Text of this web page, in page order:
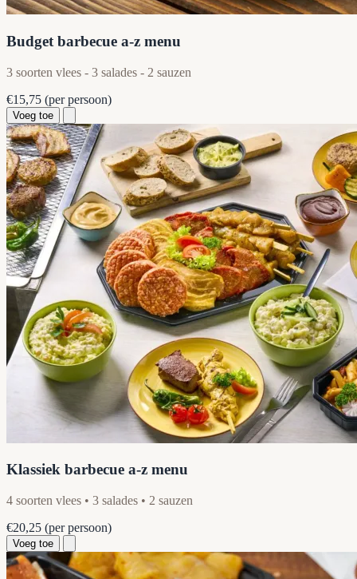
Budget barbecue a-z menu
3 soorten vlees - 3 salades - 2 sauzen
€15,75 (per persoon)
Voeg toe
Klassiek barbecue a-z menu
4 soorten vlees • 3 salades • 2 sauzen
€20,25 (per persoon)
Voeg toe